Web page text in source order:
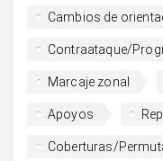
Cambios de
Contraataque/
Marcaje zonal
Apoyos
Coberturas/